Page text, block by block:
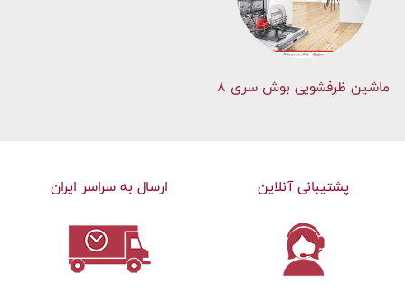
ماشین ظرفشویی بوش سری 8
پشتیبانی آنلاین ارسال به سراسر ایران